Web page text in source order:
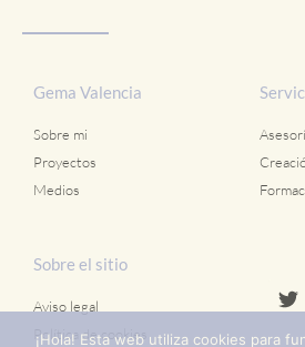
Gema Valencia
Sobre mi
Proyectos
Medios
Sobre el sitio
Aviso legal
Política de cookies
¡Hola! Esta web utiliza cookies para